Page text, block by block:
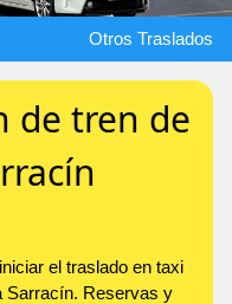
Otros Traslados
de tren de
el traslado en taxi
Sarracín. Reservas y